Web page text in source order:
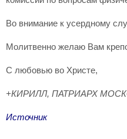
Во внимание к усердному
Молитвенно желаю Вам
С любовью во Христе,
+КИРИЛЛ, ПАТРИАРХ
Источник